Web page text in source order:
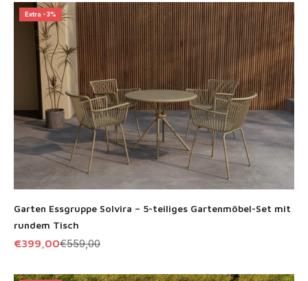
Extra -3%
Garten Essgruppe Solvira – 5-teiliges Gartenmöbel-Set mit
rundem Tisch
Angebot
€399,00Regulärer Preis
€559,00